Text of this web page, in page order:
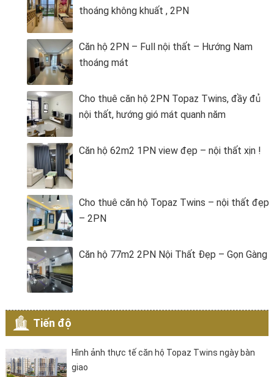
thoáng không khuất , 2PN
Căn hộ 2PN – Full nội thất – Hướng Nam
thoáng mát
Cho thuê căn hộ 2PN Topaz Twins, đầy đủ
nội thất, hướng gió mát quanh năm
Căn hộ 62m2 1PN view đẹp – nội thất xịn !
Cho thuê căn hộ Topaz Twins – nội thất đẹp
– 2PN
Căn hộ 77m2 2PN Nội Thất Đẹp – Gọn Gàng
Tiến độ
Hình ảnh thực tế căn hộ Topaz Twins ngày bàn
giao